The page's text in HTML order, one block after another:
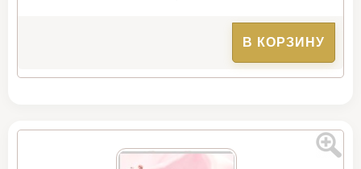
В КОРЗИНУ